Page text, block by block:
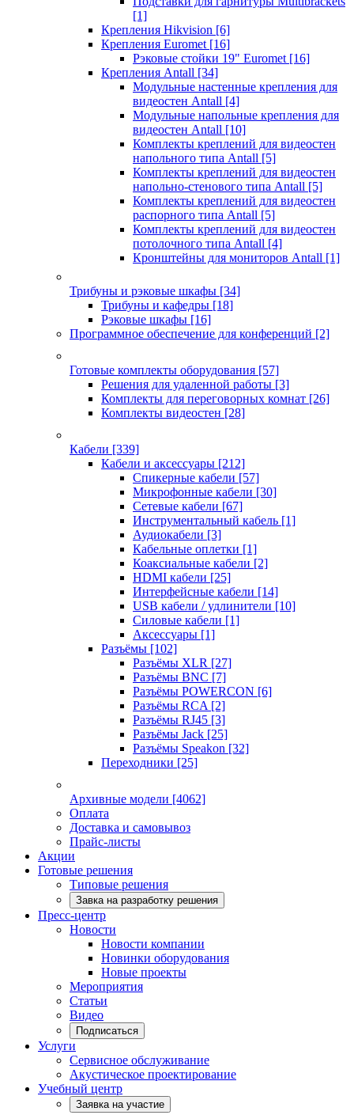
[1]
Крепления Hikvision [6]
Крепления Euromet [16]
Рэковые стойки 19" Euromet [16]
Крепления Antall [34]
Модульные настенные крепления для
видеостен Antall [4]
Модульные напольные крепления для
видеостен Antall [10]
Комплекты креплений для видеостен
напольного типа Antall [5]
Комплекты креплений для видеостен
напольно-стенового типа Antall [5]
Комплекты креплений для видеостен
распорного типа Antall [5]
Комплекты креплений для видеостен
потолочного типа Antall [4]
Кронштейны для мониторов Antall [1]
Трибуны и рэковые шкафы [34]
Трибуны и кафедры [18]
Рэковые шкафы [16]
Программное обеспечение для конференций [2]
Готовые комплекты оборудования [57]
Решения для удаленной работы [3]
Комплекты для переговорных комнат [26]
Комплекты видеостен [28]
Кабели [339]
Кабели и аксессуары [212]
Спикерные кабели [57]
Микрофонные кабели [30]
Сетевые кабели [67]
Инструментальный кабель [1]
Аудиокабели [3]
Кабельные оплетки [1]
Коаксиальные кабели [2]
HDMI кабели [25]
Интерфейсные кабели [14]
USB кабели / удлинители [10]
Силовые кабели [1]
Аксессуары [1]
Разъёмы [102]
Разъёмы XLR [27]
Разъёмы BNC [7]
Разъёмы POWERCON [6]
Разъёмы RCA [2]
Разъёмы RJ45 [3]
Разъёмы Jack [25]
Разъёмы Speakon [32]
Переходники [25]
Архивные модели [4062]
Оплата
Доставка и самовывоз
Прайс-листы
Акции
Готовые решения
Типовые решения
Завка на разработку решения
Пресс-центр
Новости
Новости компании
Новинки оборудования
Новые проекты
Мероприятия
Статьи
Видео
Подписаться
Услуги
Сервисное обслуживание
Акустическое проектирование
Учебный центр
Заявка на участие